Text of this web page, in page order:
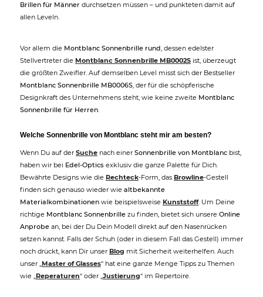
Brillen für Männer durchsetzen müssen – und punkteten damit auf
allen Leveln.
Vor allem die Montblanc Sonnenbrille rund, dessen edelster
Stellvertreter die Montblanc Sonnenbrille MB0002S ist, überzeugt
die größten Zweifler. Auf demselben Level misst sich der Bestseller
Montblanc Sonnenbrille MB0006S, der für die schöpferische
Designkraft des Unternehmens steht, wie keine zweite Montblanc
Sonnenbrille für Herren.
Welche Sonnenbrille von Montblanc steht mir am besten?
Wenn Du auf der Suche nach einer Sonnenbrille von Montblanc bist,
haben wir bei Edel-Optics exklusiv die ganze Palette für Dich.
Bewährte Designs wie die Rechteck-Form, das Browline-Gestell
finden sich genauso wieder wie altbekannte
Materialkombinationen wie beispielsweise Kunststoff. Um Deine
richtige Montblanc Sonnenbrille zu finden, bietet sich unsere Online
Anprobe an, bei der Du Dein Modell direkt auf den Nasenrücken
setzen kannst. Falls der Schuh (oder in diesem Fall das Gestell) immer
noch drückt, kann Dir unser Blog mit Sicherheit weiterhelfen. Auch
unser „Master of Glasses“ hat eine ganze Menge Tipps zu Themen
wie „Reperaturen“ oder „Justierung“ im Repertoire.